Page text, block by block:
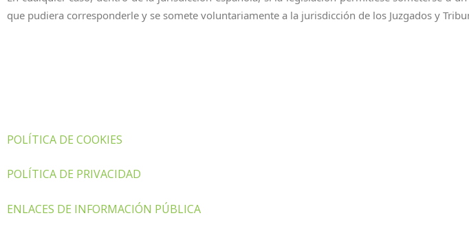
que pudiera corresponderle y se somete voluntariamente a la jurisdicción de los Juzgados y
POLÍTICA DE COOKIES
POLÍTICA DE PRIVACIDAD
ENLACES DE INFORMACIÓN PÚBLICA